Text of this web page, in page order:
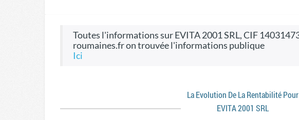
toutes l'informations sur EVITA 2001 SRL, CIF 14031473, on le site Entreprises-
roumaines.fr on trouvée l'informations publique
ici
La Evolution De La Rentabilité Pour
EVITA 2001 SRL